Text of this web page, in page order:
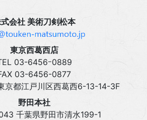
会社 美術刀剣松本
東京西葛西店
03‍-6456ｰ0889
03‍-6456-0877
京都江戸川区西葛西6-13-14-3F
野田本社
千葉県野田市清水199-1